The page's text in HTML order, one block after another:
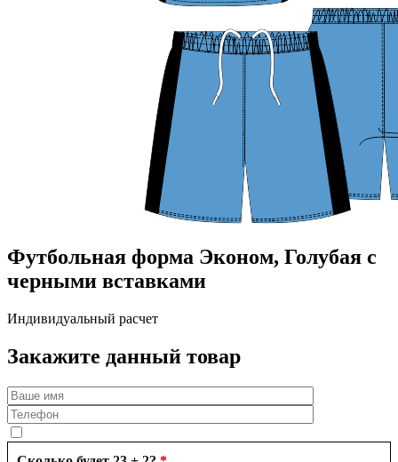
Футбольная форма Эконом, Голубая с
черными вставками
Индивидуальный расчет
Закажите данный товар